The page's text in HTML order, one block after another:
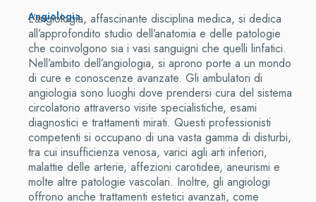
Angiologia
L’angiologia, affascinante disciplina medica, si dedica
all’approfondito studio dell’anatomia e delle patologie
che coinvolgono sia i vasi sanguigni che quelli linfatici.
Nell’ambito dell’angiologia, si aprono porte a un mondo
di cure e conoscenze avanzate. Gli ambulatori di
angiologia sono luoghi dove prendersi cura del sistema
circolatorio attraverso visite specialistiche, esami
diagnostici e trattamenti mirati. Questi professionisti
competenti si occupano di una vasta gamma di disturbi,
tra cui insufficienza venosa, varici agli arti inferiori,
malattie delle arterie, affezioni carotidee, aneurismi e
molte altre patologie vascolari. Inoltre, gli angiologi
offrono anche trattamenti estetici avanzati, come